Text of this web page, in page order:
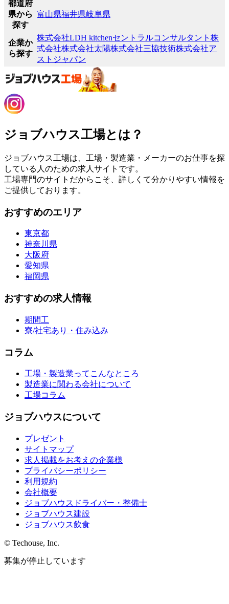
都道府
県から
探す
富山県福井県岐阜県
企業か
ら探す
株式会社LDH kitchenセントラルコンサルタント株
式会社株式会社太陽株式会社三協技術株式会社ア
ストジャパン
ジョブハウス工場とは？
ジョブハウス工場は、工場・製造業・メーカーのお仕事を探
している人のための求人サイトです。
工場専門のサイトだからこそ、詳しくて分かりやすい情報を
ご提供しております。
おすすめのエリア
東京都
神奈川県
大阪府
愛知県
福岡県
おすすめの求人情報
期間工
寮/社宅あり・住み込み
コラム
工場・製造業ってこんなところ
製造業に関わる会社について
工場コラム
ジョブハウスについて
プレゼント
サイトマップ
求人掲載をお考えの企業様
プライバシーポリシー
利用規約
会社概要
ジョブハウスドライバー・整備士
ジョブハウス建設
ジョブハウス飲食
© Techouse, Inc.
募集が停止しています